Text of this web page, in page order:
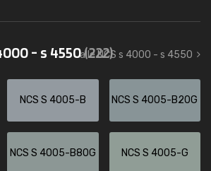
- s 4550(222)
alle NCS s 4000 - s 4550
NCS S 4005-B NCS S 4005-B20G
NCS S 4005-B80G NCS S 4005-G